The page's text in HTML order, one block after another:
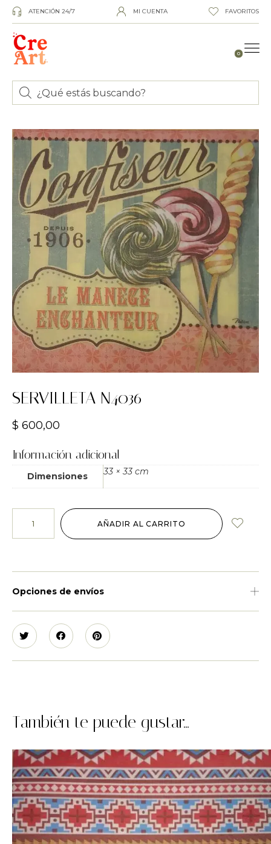
ATENCIÓN 24/7 MI CUENTA FAVORITOS
0
SERVILLETA N4036
$ 600,00
Información adicional
Dimensiones 33 × 33 cm
AÑADIR AL CARRITO
Opciones de envíos
También te puede gustar...